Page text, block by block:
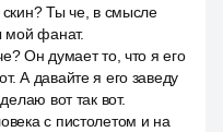
Ты че, в смысле
мой фанат.
Он думает то, что я его
А давайте я его заведу
вот так вот.
с пистолетом и на